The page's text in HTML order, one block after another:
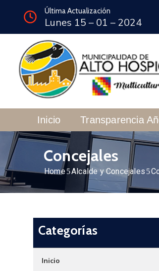
Última Actualización
Lunes 15 – 01 – 2024
Inicio Transparencia
Concejales
Home Alcalde y Concejales
Categorías
Inicio